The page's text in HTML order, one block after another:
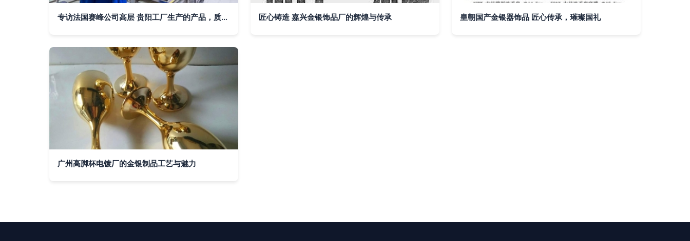
专访法国赛峰公司高层 贵阳工厂生产的产品，质量非常棒 匠心铸造 嘉兴金银饰品厂的辉煌与传承 皇朝国产金银器饰品 匠心传承，璀璨国礼
广州高脚杯电镀厂的金银制品工艺与魅力